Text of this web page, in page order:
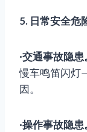
5. 日常安全危
·交通事故隐患
慢车鸣笛闪灯
因。
·操作事故隐患